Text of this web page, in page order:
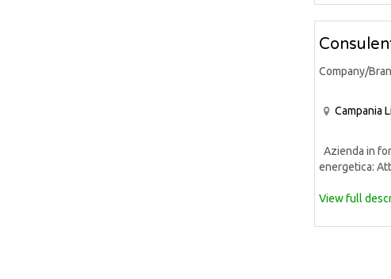
Company/
Campania
Azienda in
energetica:
View full